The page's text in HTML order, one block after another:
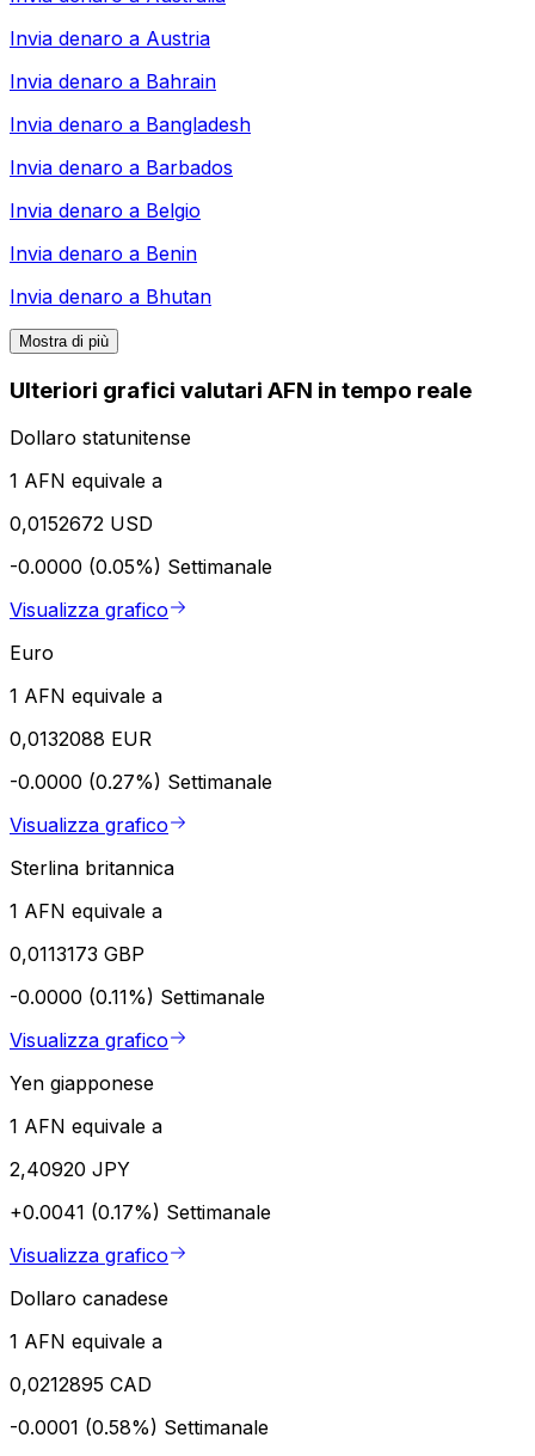
Invia denaro a Austria
Invia denaro a Bahrain
Invia denaro a Bangladesh
Invia denaro a Barbados
Invia denaro a Belgio
Invia denaro a Benin
Invia denaro a Bhutan
Mostra di più
Ulteriori grafici valutari AFN in tempo reale
Dollaro statunitense
1 AFN equivale a
0,0152672 USD
-0.0000 (0.05%) Settimanale
Visualizza grafico
Euro
1 AFN equivale a
0,0132088 EUR
-0.0000 (0.27%) Settimanale
Visualizza grafico
Sterlina britannica
1 AFN equivale a
0,0113173 GBP
-0.0000 (0.11%) Settimanale
Visualizza grafico
Yen giapponese
1 AFN equivale a
2,40920 JPY
+0.0041 (0.17%) Settimanale
Visualizza grafico
Dollaro canadese
1 AFN equivale a
0,0212895 CAD
-0.0001 (0.58%) Settimanale